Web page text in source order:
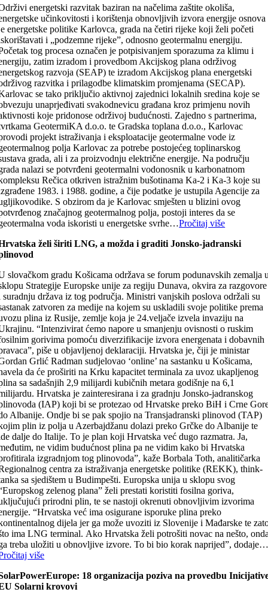
energetski razvitak baziran na načelima zaštite okoliša,
učinkovitosti i korištenja obnovljivih izvora energije osnova
energetske politike Karlovca, grada na četiri rijeke koji želi početi
i „podzemne rijeke”, odnosno geotermalnu energiju.
tog procesa označen je potpisivanjem sporazuma za klimu i
zatim izradom i provedbom Akcijskog plana održivog
razvoja (SEAP) te izradom Akcijskog plana energetski
razvitka i prilagodbe klimatskim promjenama (SECAP).
se tako priključio aktivnoj zajednici lokalnih sredina koje se
unaprjeđivati svakodnevicu građana kroz primjenu novih
koje pridonose održivoj budućnosti. Zajedno s partnerima,
GeotermiKA d.o.o. te Gradska toplana d.o.o., Karlovac
projekt istraživanja i eksploatacije geotermalne vode iz
polja Karlovac za potrebe postojećeg toplinarskog
grada, ali i za proizvodnju električne energije. Na području
nalazi se potvrđeni geotermalni vodonosnik u karbonatnom
Rečica otkriven istražnim bušotinama Ka-2 i Ka-3 koje su
1983. i 1988. godine, a čije podatke je ustupila Agencije za
S obzirom da je Karlovac smješten u blizini ovog
značajnog geotermalnog polja, postoji interes da se
voda iskoristi u energetske svrhe…Pročitaj više
želi širiti LNG, a možda i graditi Jonsko-jadranski
slovačkom gradu Košicama održava se forum podunavskih zemalja
Strategije Europske unije za regiju Dunava, okvira za razgovore
suradnju država iz tog područja. Ministri vanjskih poslova održali su
zatvoren za medije na kojem su uskladili svoje politike prema
plina iz Rusije, zemlje koja je 24.veljače izvela invaziju na
“Intenzivirat ćemo napore u smanjenju ovisnosti o ruskim
gorivima pomoću diverzifikacije izvora energenata i dobavnih
piše u objavljenoj deklaraciji. Hrvatska je, čiji je ministar
Grlić Radman sudjelovao ‘online’ na sastanku u Košicama,
da će proširiti na Krku kapacitet terminala za uvoz ukapljenog
sa sadašnjih 2,9 milijardi kubičnih metara godišnje na 6,1
Hrvatska je zainteresirana i za gradnju Jonsko-jadranskog
(IAP) koji bi se protezao od Hrvatske preko BiH i Crne
Albanije. Ondje bi se pak spojio na Transjadranski plinovod (TAP)
plin iz polja u Azerbajdžanu dolazi preko Grčke do Albanije te
dalje do Italije. To je plan koji Hrvatska već dugo razmatra. Ja,
ne vidim budućnost plina pa ne vidim kako bi Hrvatska
izgradnjom tog plinovoda”, kaže Borbala Toth, analitičarka
centra za istraživanja energetske politike (REKK), think-
sa sjedištem u Budimpešti. Europska unija u sklopu svog
zelenog plana” želi prestati koristiti fosilna goriva,
prirodni plin, te se nastoji okrenuti obnovljivim izvorima
“Hrvatska već ima osigurane isporuke plina preko
dijela jer ga može uvoziti iz Slovenije i Mađarske te
ima LNG terminal. Ako Hrvatska želi potrošiti novac na nešto,
treba uložiti u obnovljive izvore. To bi bio korak naprijed”,
više
18 organizacija poziva na provedbu
Solarni krovovi